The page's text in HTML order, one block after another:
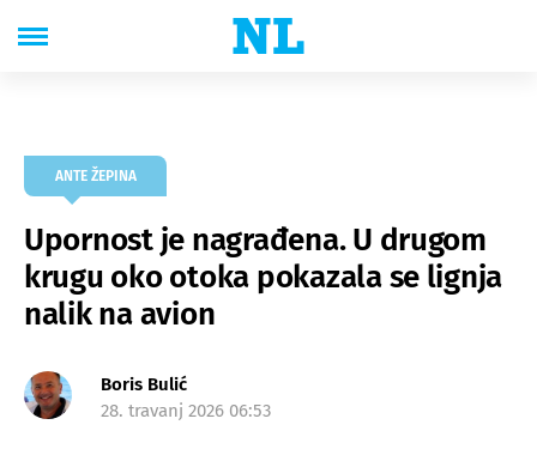
ANTE ŽEPINA
Upornost je nagrađena. U drugom
krugu oko otoka pokazala se lignja
nalik na avion
Boris Bulić
28. travanj 2026 06:53